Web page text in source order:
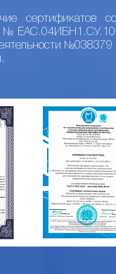
сертификатов
№038379